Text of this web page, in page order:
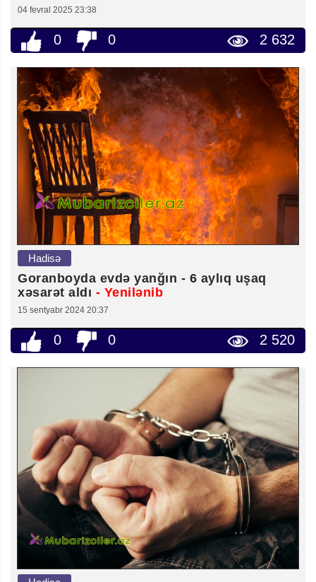
04 fevral 2025 23:38
0 0 2 632
Hadisə
Goranboyda evdə yanğın - 6 aylıq uşaq
xəsarət aldı - Yenilənib
15 sentyabr 2024 20:37
0 0 2 520